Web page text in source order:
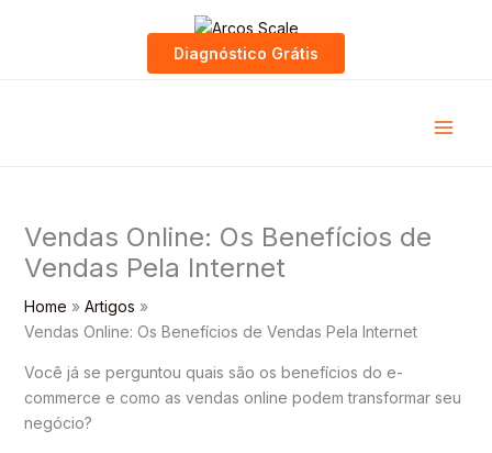
Diagnóstico Grátis
Vendas Online: Os Benefícios de
Vendas Pela Internet
Home
Artigos
Vendas Online: Os Benefícios de Vendas Pela Internet
Você já se perguntou quais são os benefícios do e-
commerce e como as vendas online podem transformar seu
negócio?